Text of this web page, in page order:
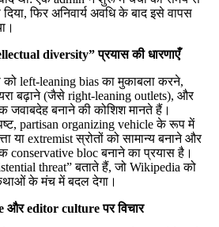
फिर अनिवार्य अवधि के बाद इसे वापस
diversity” प्रयास की धारणाएँ
को left‑leaning bias का मुकाबला करने,
बढ़ाने (जैसे right‑leaning outlets), और
जवाबदेह बनाने की कोशिश मानते हैं।
partisan organizing vehicle के रूप में
या extremist स्रोतों को सामान्य बनाने और
bloc बनाने का प्रयास है।
threat” बताते हैं, जो Wikipedia को
कथाओं के मंच में बदल देगा।
editor culture पर विचार